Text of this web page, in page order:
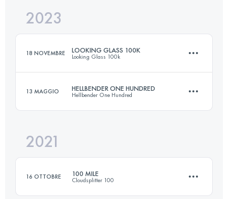
Accedi per visualizzare l'UTMB Index
2023
18 NOVEMBRE LOOKING GLASS 100K
Looking Glass 100k
Accedi per visualizzare l'UTMB Index
13 MAGGIO HELLBENDER ONE HUNDRED
Hellbender One Hundred
Accedi per visualizzare l'UTMB Index
2021
16 OTTOBRE 100 MILE
Cloudsplitter 100